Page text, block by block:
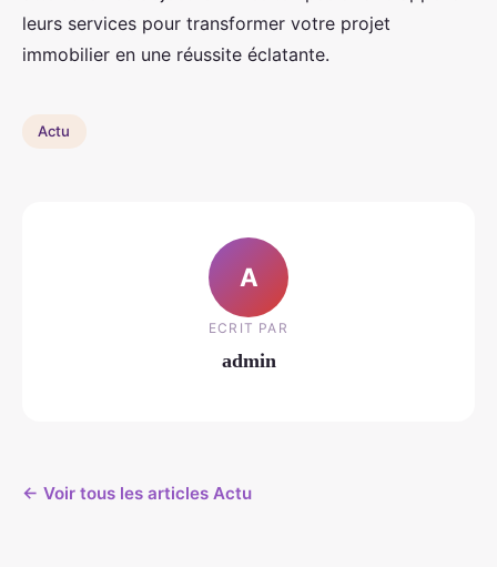
leurs services pour transformer votre projet
immobilier en une réussite éclatante.
Actu
A
ECRIT PAR
admin
← Voir tous les articles Actu